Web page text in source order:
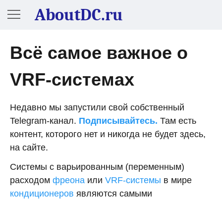
AboutDC.ru
Всё самое важное о
VRF-системах
Недавно мы запустили свой собственный
Telegram-канал. Подписывайтесь. Там есть
контент, которого нет и никогда не будет здесь,
на сайте.
Системы с варьированным (переменным)
расходом фреона или VRF-системы в мире
кондиционеров являются самыми